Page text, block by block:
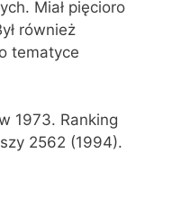
Miał pięcioro
również
tematyce
1973. Ranking
2562 (1994).